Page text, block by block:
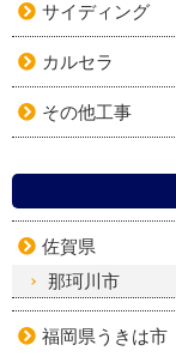
サイディング
カルセラ
その他工事
佐賀県
那珂川市
福岡県うきは市